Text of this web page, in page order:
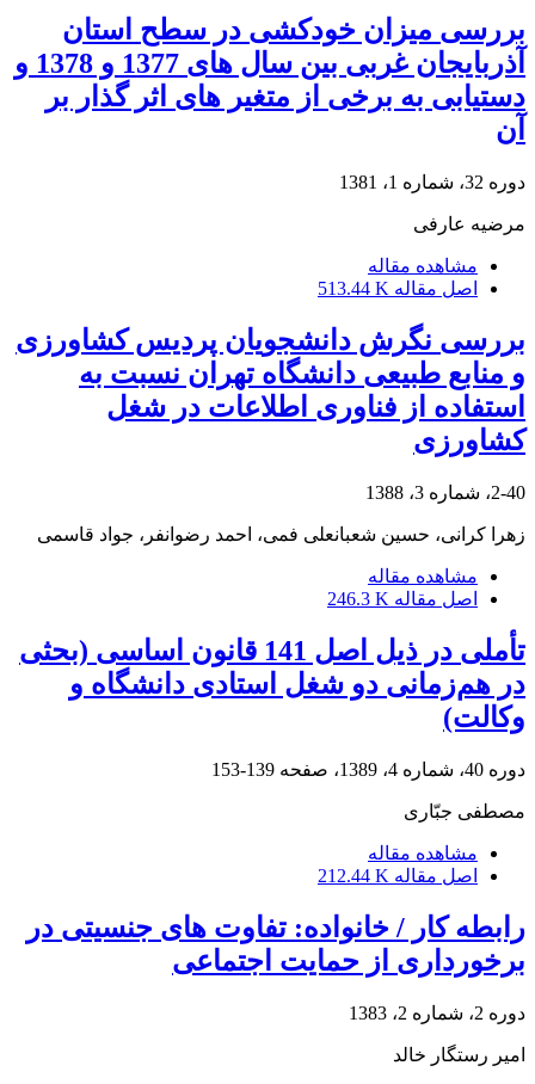
بررسی میزان خودکشی در سطح استان
آذربایجان غربی بین سال های 1377 و 1378 و
دستیابی به برخی از متغیر های اثر گذار بر
آن
دوره 32، شماره 1، 1381
مرضیه عارفی
مشاهده مقاله
اصل مقاله 513.44 K
بررسی نگرش دانشجویان پردیس کشاورزی
و منابع طبیعی دانشگاه تهران نسبت به
استفاده از فناوری اطلاعات در شغل
کشاورزی
2-40، شماره 3، 1388
زهرا کرانی، حسین شعبانعلی فمی، احمد رضوانفر، جواد قاسمی
مشاهده مقاله
اصل مقاله 246.3 K
تأملی در ذیل اصل 141 قانون اساسی (بحثی
در هم‌زمانی دو شغل استادی دانشگاه و
وکالت)
دوره 40، شماره 4، 1389، صفحه 139-153
مصطفی جبّاری
مشاهده مقاله
اصل مقاله 212.44 K
رابطه کار / خانواده: تفاوت های جنسیتی در
برخورداری از حمایت اجتماعی
دوره 2، شماره 2، 1383
امیر رستگار خالد